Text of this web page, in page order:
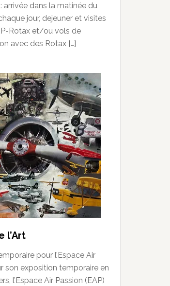
arrivée dans la matinée du
jour, dejeuner et visites
Rotax et/ou vols de
avec des Rotax […]
l’Art
pour l’Espace Air
son exposition temporaire en
l’Espace Air Passion (EAP)